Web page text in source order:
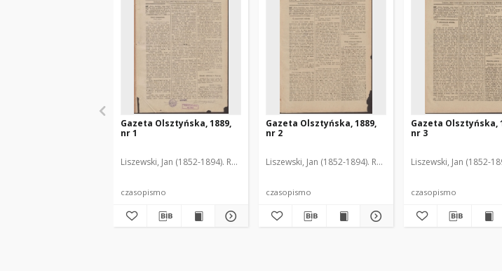
Gazeta Olsztyńska, 1889,
nr 1
Liszewski, Jan (1852-1894). Red.
czasopismo
Gazeta Olsztyńska, 1889,
nr 2
Liszewski, Jan (1852-1894). Red.
czasopismo
Gazeta Olsztyńska,
nr 3
Liszewski, Jan (1852-
czasopismo